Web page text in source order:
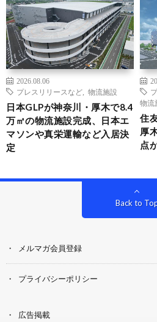
2026.08.06
プレスリリースなど
物流施設
日本GLPが神奈川・厚木で8.4
万㎡の物流施設完成、日本エ
マソンや真栄運輸など入居決
定
物流
住
厚
点
Back to
メルマガ会員登録
プライバシーポリシー
広告掲載